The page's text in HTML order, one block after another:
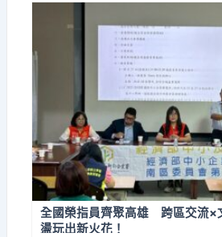
全國榮指員齊聚高雄 跨區交流×
盪玩出新火花！